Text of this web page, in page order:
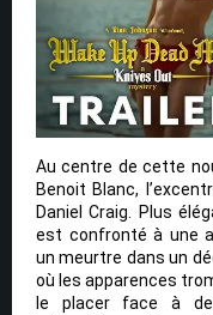
Au centre de cette
Benoit Blanc,
Daniel Craig. Plus
est confronté à une
un meurtre dans un
où les apparences
le placer face à